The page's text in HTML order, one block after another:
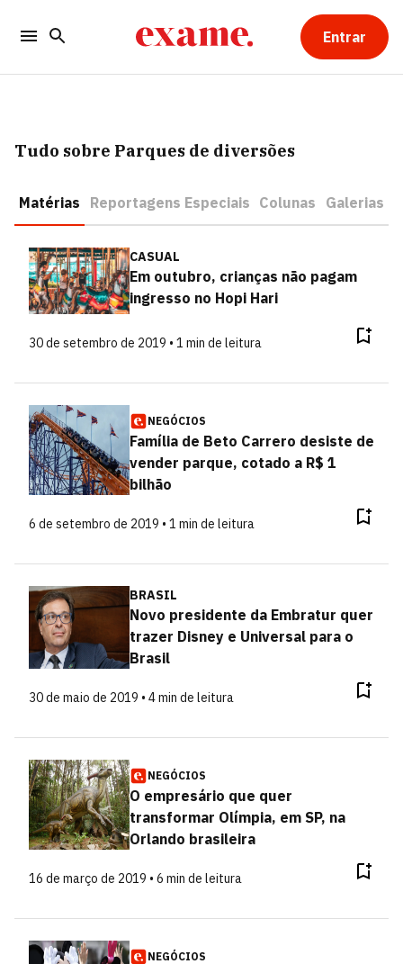
Entrar
Tudo sobre Parques de diversões
Matérias Reportagens Especiais Colunas Galerias
CASUAL
Em outubro, crianças não pagam
ingresso no Hopi Hari
30 de setembro de 2019 • 1 min de leitura
NEGÓCIOS
Família de Beto Carrero desiste de
vender parque, cotado a R$ 1
bilhão
6 de setembro de 2019 • 1 min de leitura
BRASIL
Novo presidente da Embratur quer
trazer Disney e Universal para o
Brasil
30 de maio de 2019 • 4 min de leitura
NEGÓCIOS
O empresário que quer
transformar Olímpia, em SP, na
Orlando brasileira
16 de março de 2019 • 6 min de leitura
NEGÓCIOS